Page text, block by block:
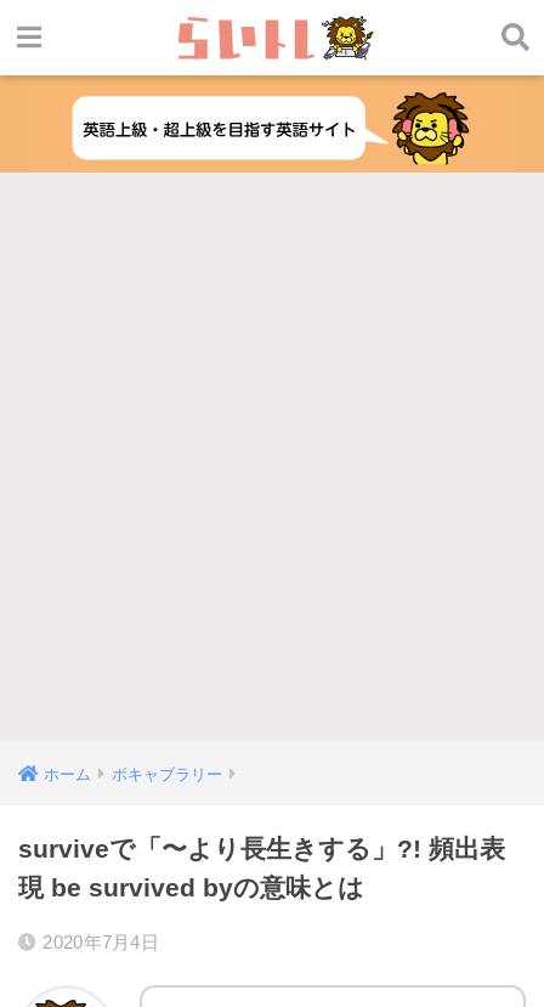
ホーム ボキャブラリー
surviveで「〜より長生きする」?! 頻出表
現 be survived byの意味とは
2020年7月4日